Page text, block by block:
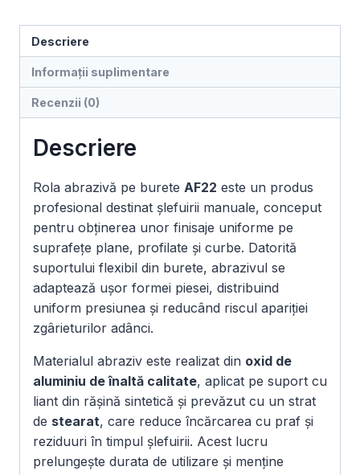
AF22,
115
×
25
m,
Descriere
Informații suplimentare
Recenzii (0)
Descriere
Rola abrazivă pe burete AF22 este un produs
profesional destinat șlefuirii manuale, conceput
pentru obținerea unor finisaje uniforme pe
suprafețe plane, profilate și curbe. Datorită
suportului flexibil din burete, abrazivul se
adaptează ușor formei piesei, distribuind
uniform presiunea și reducând riscul apariției
zgârieturilor adânci.
Materialul abraziv este realizat din oxid de
aluminiu de înaltă calitate, aplicat pe suport cu
liant din rășină sintetică și prevăzut cu un strat
de stearat, care reduce încărcarea cu praf și
reziduuri în timpul șlefuirii. Acest lucru
prelungește durata de utilizare și menține